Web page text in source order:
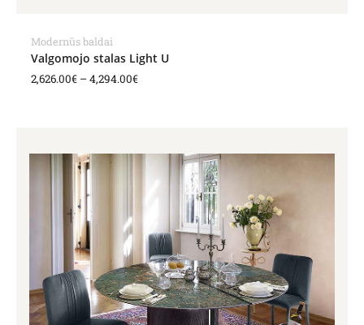
Modernūs baldai
Valgomojo stalas Light U
2,626.00€ –4,294.00€